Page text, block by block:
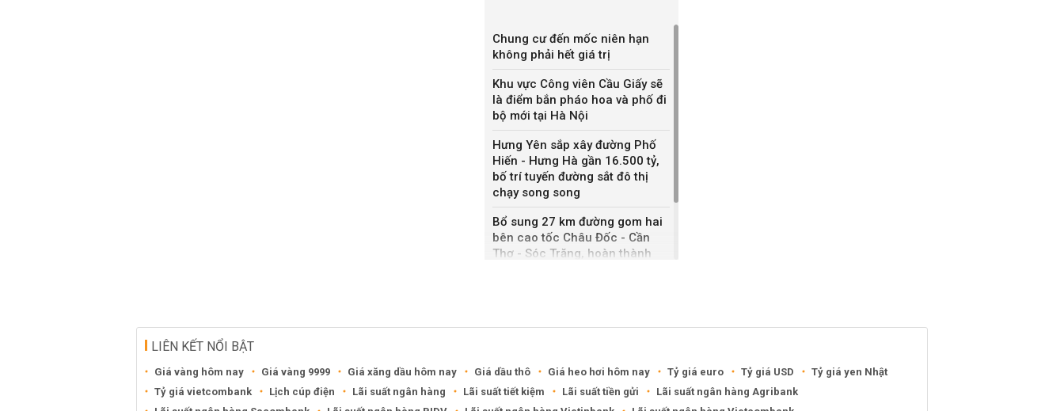
Chung cư đến mốc niên hạn
không phải hết giá trị
Khu vực Công viên Cầu Giấy sẽ
là điểm bắn pháo hoa và phố đi
bộ mới tại Hà Nội
Hưng Yên sắp xây đường Phố
Hiến - Hưng Hà gần 16.500 tỷ,
bố trí tuyến đường sắt đô thị
chạy song song
Bổ sung 27 km đường gom hai
bên cao tốc Châu Đốc - Cần
Thơ - Sóc Trăng, hoàn thành
LIÊN KẾT NỔI BẬT
Giá vàng hôm nay Giá vàng 9999 Giá xăng dầu hôm nay Giá dầu thô Giá heo hơi hôm nay Tỷ giá euro Tỷ giá USD
Tỷ giá yen Nhật
Tỷ giá vietcombank
Lịch cúp điện Lãi suất ngân hàng Lãi suất tiết kiệm Lãi suất tiền gửi
Lãi suất ngân hàng Agribank